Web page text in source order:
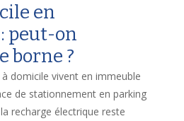
en
peut-on
borne ?
domicile vivent en immeuble
de stationnement en parking
recharge électrique reste